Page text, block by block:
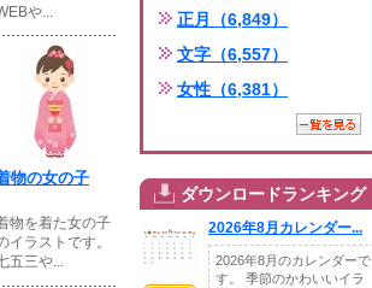
や...
物の女の子
物を着た女の子
イラストです。
五三や...
正月（6,849）
文字（6,557）
女性（6,381）
ダウンロードランキング
2026年8月カレンダー...
2026年8月のカレンダーで
す。 季節のかわいいイラ